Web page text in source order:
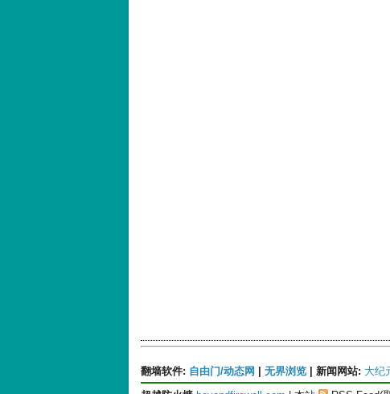
翻墙软件: 自由门/动态网 无界浏览 新闻网站: 大纪